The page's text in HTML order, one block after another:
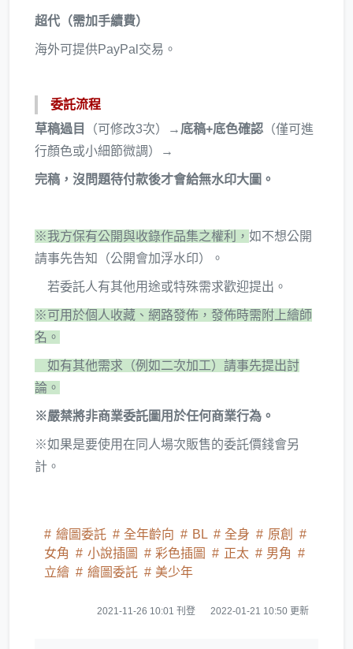
超代（需加手續費）
海外可提供PayPal交易。
委託流程
草稿過目
（可修改3次）→ 底稿+底色確認 （僅可進
行顏色或小細節微調）→
完稿，沒問題待付款後才會給無水印大圖。
※我方保有公開與收錄作品集之權利， 如不想公開
請事先告知（公開會加浮水印）。
若委託人有其他用途或特殊需求歡迎提出。
※可用於個人收藏、網路發佈，發佈時需附上繪師
名。
如有其他需求（例如二次加工）請事先提出討
論。
※嚴禁將非商業委託圖用於任何商業行為。
※如果是要使用在同人場次販售的委託價錢會另
計。
繪圖委託 全年齡向 BL 全身
原創
女角
小說插圖 彩色插圖 正太
男角
立繪
繪圖委託 美少年
2021-11-26 10:01 刊登 2022-01-21 10:50 更新